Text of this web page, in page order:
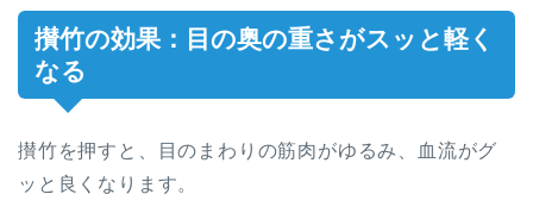
攅竹の効果：目の奥の重さがスッと軽く
なる
攅竹を押すと、目のまわりの筋肉がゆるみ、血流がグ
ッと良くなります。